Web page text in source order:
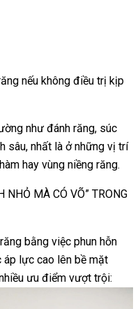
nếu không điều trị kịp
như đánh răng, súc
sâu, nhất là ở những vị trí
hay vùng niềng răng.
NHỎ MÀ CÓ VÕ” TRONG
bằng việc phun hỗn
áp lực cao lên bề mặt
ưu điểm vượt trội: